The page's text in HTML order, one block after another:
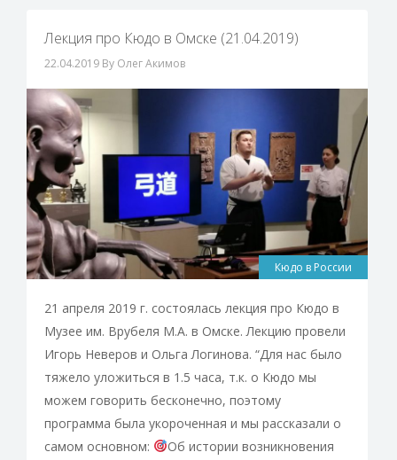
Лекция про Кюдо в Омске (21.04.2019)
22.04.2019 By Олег Акимов
Кюдо в России
21 апреля 2019 г. состоялась лекция про Кюдо в
Музее им. Врубеля М.А. в Омске. Лекцию провели
Игорь Неверов и Ольга Логинова. “Для нас было
тяжело уложиться в 1.5 часа, т.к. о Кюдо мы
можем говорить бесконечно, поэтому
программа была укороченная и мы рассказали о
самом основном:
Об истории возникновения